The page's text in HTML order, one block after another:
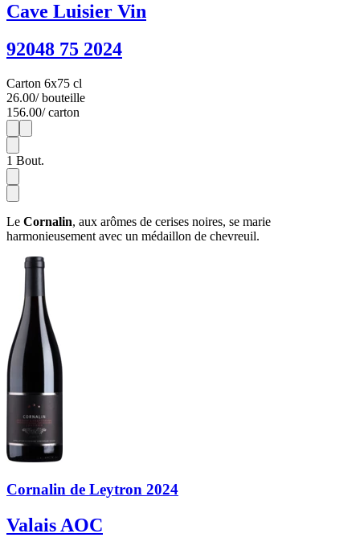
Cave Luisier Vin
92048 75 2024
Carton 6x75 cl
26.00/ bouteille
156.00/ carton
1
1 Bout.
Le Cornalin, aux arômes de cerises noires, se marie
harmonieusement avec un médaillon de chevreuil.
Cornalin de Leytron 2024
Valais AOC